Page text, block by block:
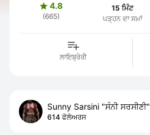
4.8
(665)
15 ਮਿੰਟ
ਪੜ੍ਹਨ ਦਾ ਸਮਾਂ
ਲਾਇਬ੍ਰੇਰੀ
Sunny Sarsini "ਸੰਨੀ ਸਰਸੀਣੀ"
614 ਫੋਲੋਅਰਸ